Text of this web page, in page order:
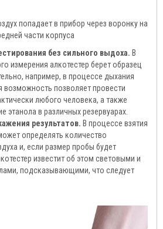
попадает в прибор через воронку на
части корпуса
без сильного выдоха. В
измерения алкотестер берет образец
например, в процессе дыхания
возможность позволяет провести
любого человека, а также
этанола в различных резервуарах.
результатов. В процессе взятия
определять количество
и, если размер пробы будет
известит об этом световыми и
подсказывающими, что следует